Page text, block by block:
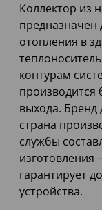
Коллектор из
предназначен
отопления в
контурам
производится
выхода. Бренд
страна
службы
гарантирует
устройства.